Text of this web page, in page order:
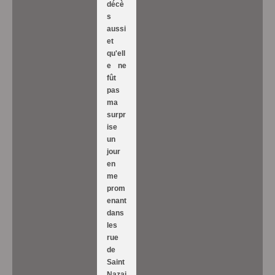
décè
s
aussi
et
qu'ell
e ne
fût
pas
ma
surpr
ise
un
jour
en
me
prom
enant
dans
les
rue
de
Saint